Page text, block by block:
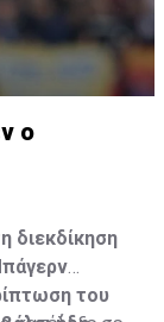
ο
διεκδίκηση
του